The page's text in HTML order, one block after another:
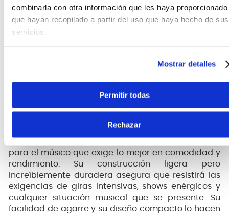
combinarla con otra información que les haya proporcionado
que hayan recopilado a partir del uso que haya hecho de sus
servicios.
Mostrar detalles
Permitir todas
Rechazar
Excepcional y Versatilidad Total
para el músico que exige lo mejor en comodidad y
rendimiento. Su construcción ligera pero
increíblemente duradera asegura que resistirá las
exigencias de giras intensivas, shows enérgicos y
cualquier situación musical que se presente. Su
facilidad de agarre y su diseño compacto lo hacen